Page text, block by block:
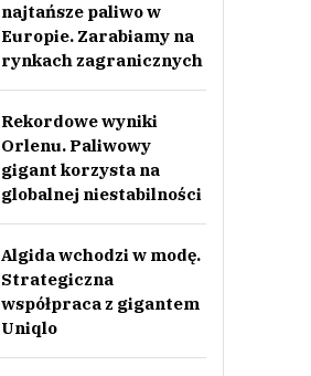
najtańsze paliwo w
Europie. Zarabiamy na
rynkach zagranicznych
Rekordowe wyniki
Orlenu. Paliwowy
gigant korzysta na
globalnej niestabilności
Algida wchodzi w modę.
Strategiczna
współpraca z gigantem
Uniqlo